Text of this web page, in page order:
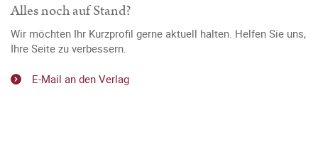
Alles noch auf Stand?
Wir möchten Ihr Kurzprofil gerne aktuell halten. Helfen Sie uns,
Ihre Seite zu verbessern.
E-Mail an den Verlag